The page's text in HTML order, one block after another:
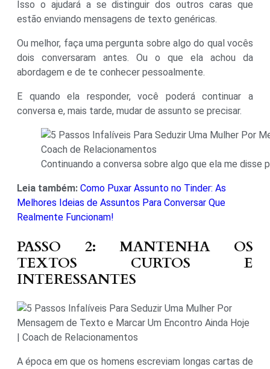
Isso o ajudará a se distinguir dos outros caras que
estão enviando mensagens de texto genéricas.
Ou melhor, faça uma pergunta sobre algo do qual vocês
dois conversaram antes. Ou o que ela achou da
abordagem e de te conhecer pessoalmente.
E quando ela responder, você poderá continuar a
conversa e, mais tarde, mudar de assunto se precisar.
Continuando a conversa sobre algo que ela me disse
Leia também: Como Puxar Assunto no Tinder: As
Melhores Ideias de Assuntos Para Conversar Que
Realmente Funcionam!
PASSO 2: MANTENHA OS
TEXTOS CURTOS E
INTERESSANTES
A época em que os homens escreviam longas cartas de